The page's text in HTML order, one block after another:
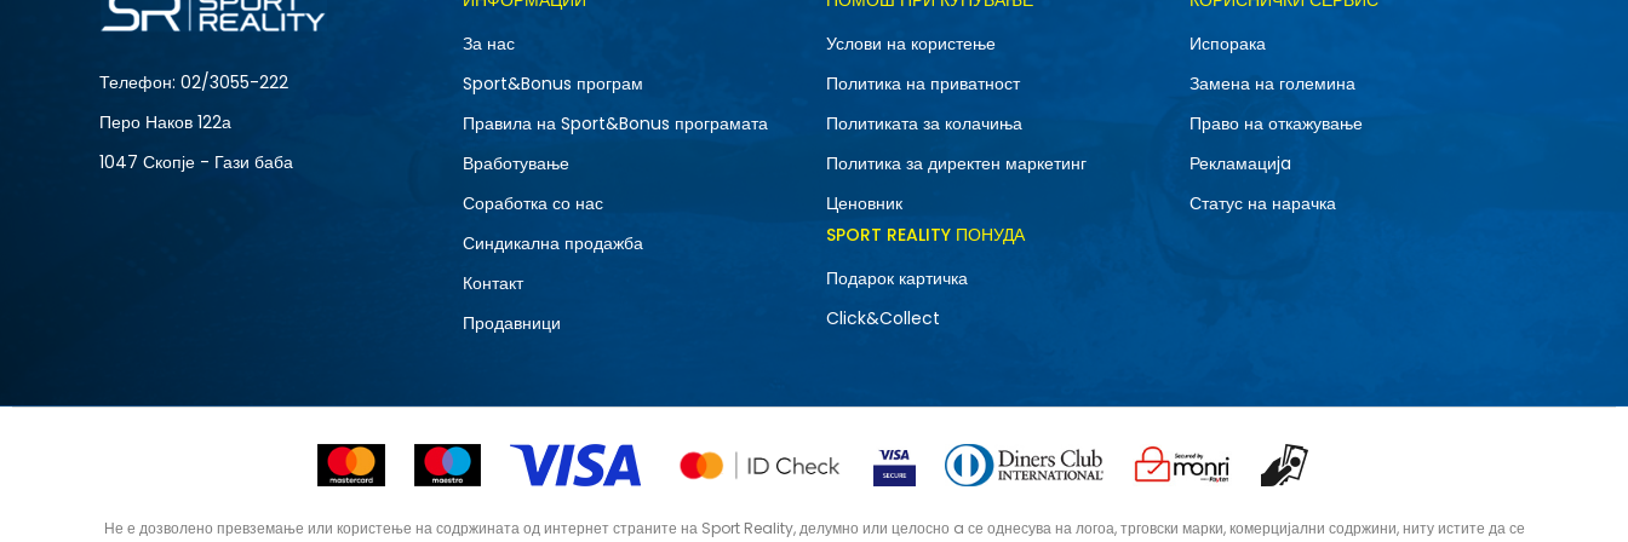
L
XS
Телефон: 02/3055-222
Перо Наков 122а
1047 Скопје - Гази баба
За нас
Sport&Bonus програм
Правила на Sport&Bonus програмата
Вработување
Соработка со нас
Синдикална продажба
Контакт
Продавници
Услови на користење
Политика на приватност
Политиката за колачиња
Политика за директен маркетинг
Ценовник
Испорака
Замена на големина
Право на откажување
Рекламациja
Статус на нарачка
SPORT REALITY ПОНУДА
Подарок картичка
Click&Collect
Не е дозволено превземање или користење на содржината од интернет страните на Sport Reality, делумно или целосно a се однесува на логоа, трговски марки, комерцијални содржини, ниту истите да се